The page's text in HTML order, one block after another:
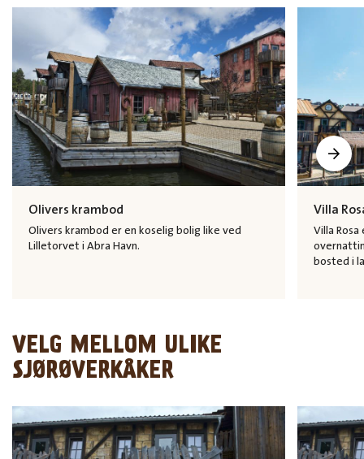
Olivers krambod
Olivers krambod er en koselig bolig like ved
Lilletorvet i Abra Havn.
Villa
Villa
bosted i
VELG MELLOM ULIKE
SJØRØVERKÅKER